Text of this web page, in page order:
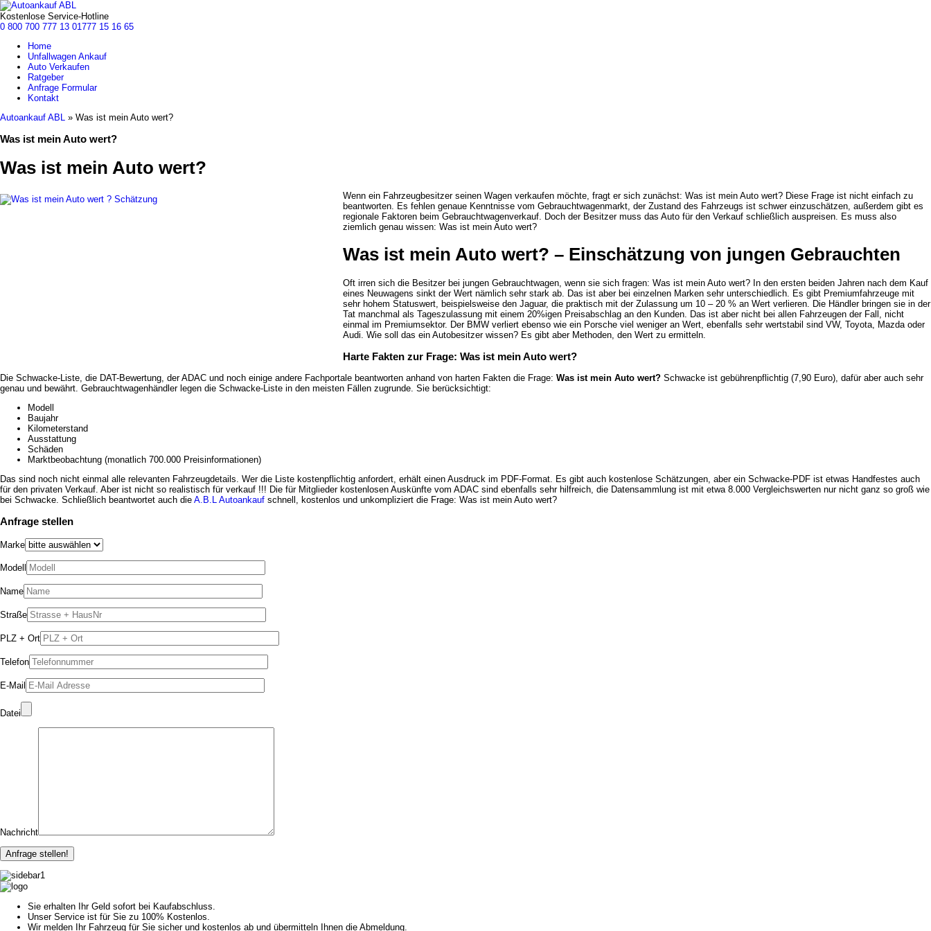
Kostenlose Service-Hotline
0 800 700 777 13 01777 15 16 65
Home
Unfallwagen Ankauf
Auto Verkaufen
Ratgeber
Anfrage Formular
Kontakt
Autoankauf ABL » Was ist mein Auto wert?
Was ist mein Auto wert?
Was ist mein Auto wert?
Wenn ein Fahrzeugbesitzer seinen Wagen verkaufen möchte, fragt er sich zunächst: Was ist mein Auto wert? Diese Frage ist nicht einfach zu
beantworten. Es fehlen genaue Kenntnisse vom Gebrauchtwagenmarkt, der Zustand des Fahrzeugs ist schwer einzuschätzen, außerdem gibt es
regionale Faktoren beim Gebrauchtwagenverkauf. Doch der Besitzer muss das Auto für den Verkauf schließlich auspreisen. Es muss also
ziemlich genau wissen: Was ist mein Auto wert?
Was ist mein Auto wert? – Einschätzung von jungen Gebrauchten
Oft irren sich die Besitzer bei jungen Gebrauchtwagen, wenn sie sich fragen: Was ist mein Auto wert? In den ersten beiden Jahren nach dem Kauf
eines Neuwagens sinkt der Wert nämlich sehr stark ab. Das ist aber bei einzelnen Marken sehr unterschiedlich. Es gibt Premiumfahrzeuge mit
sehr hohem Statuswert, beispielsweise den Jaguar, die praktisch mit der Zulassung um 10 – 20 % an Wert verlieren. Die Händler bringen sie in der
Tat manchmal als Tageszulassung mit einem 20%igen Preisabschlag an den Kunden. Das ist aber nicht bei allen Fahrzeugen der Fall, nicht
einmal im Premiumsektor. Der BMW verliert ebenso wie ein Porsche viel weniger an Wert, ebenfalls sehr wertstabil sind VW, Toyota, Mazda oder
Audi. Wie soll das ein Autobesitzer wissen? Es gibt aber Methoden, den Wert zu ermitteln.
Harte Fakten zur Frage: Was ist mein Auto wert?
Die Schwacke-Liste, die DAT-Bewertung, der ADAC und noch einige andere Fachportale beantworten anhand von harten Fakten die Frage: Was ist mein Auto wert? Schwacke ist gebührenpflichtig (7,90 Euro), dafür aber auch sehr
genau und bewährt. Gebrauchtwagenhändler legen die Schwacke-Liste in den meisten Fällen zugrunde. Sie berücksichtigt:
Modell
Baujahr
Kilometerstand
Ausstattung
Schäden
Marktbeobachtung (monatlich 700.000 Preisinformationen)
Das sind noch nicht einmal alle relevanten Fahrzeugdetails. Wer die Liste kostenpflichtig anfordert, erhält einen Ausdruck im PDF-Format. Es gibt auch kostenlose Schätzungen, aber ein Schwacke-PDF ist etwas Handfestes auch
für den privaten Verkauf. Aber ist nicht so realistisch für verkauf !!! Die für Mitglieder kostenlosen Auskünfte vom ADAC sind ebenfalls sehr hilfreich, die Datensammlung ist mit etwa 8.000 Vergleichswerten nur nicht ganz so groß wie
bei Schwacke. Schließlich beantwortet auch die A.B.L Autoankauf schnell, kostenlos und unkompliziert die Frage: Was ist mein Auto wert?
Anfrage stellen
Marke
Modell
Name
Straße
PLZ + Ort
Telefon
E-Mail
Datei
Nachricht
Sie erhalten Ihr Geld sofort bei Kaufabschluss.
Unser Service ist für Sie zu 100% Kostenlos.
Wir melden Ihr Fahrzeug für Sie sicher und kostenlos ab und übermitteln Ihnen die Abmeldung.